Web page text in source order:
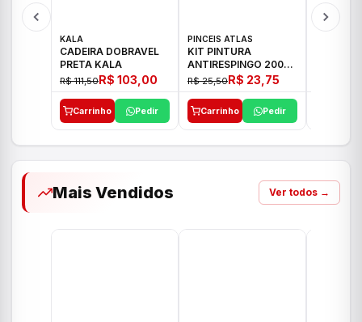
KALA
CADEIRA DOBRAVEL
PRETA KALA
R$ 111,50R$ 103,00
Carrinho Pedir
PINCEIS ATLAS
KIT PINTURA
ANTIRESPINGO 2003
ATLAS 03 PCS
R$ 25,50R$ 23,75
Carrinho Pedir
Mais Vendidos Ver todos →